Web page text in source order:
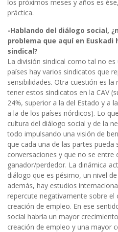
los próximos meses y años es
práctica.
-Hablando del diálogo social,
problema que aquí en
sindical?
La división sindical como tal no
países hay varios sindicatos que
sensibilidades. Otra cuestión es
tener estos sindicatos en la CAV
24%, superior a la del Estado y a
a la de los países nórdicos). Lo
cultura del diálogo social y de la
todo impulsando una visión de
que cada una de las partes pueda
conversaciones y que no se entre
ganador/perdedor. La dinámica
diálogo que es pésimo, un nivel
además, hay estudios
repercute negativamente sobre
creación de empleo. En ese
social habría un mayor
creación de empleo y una mayor